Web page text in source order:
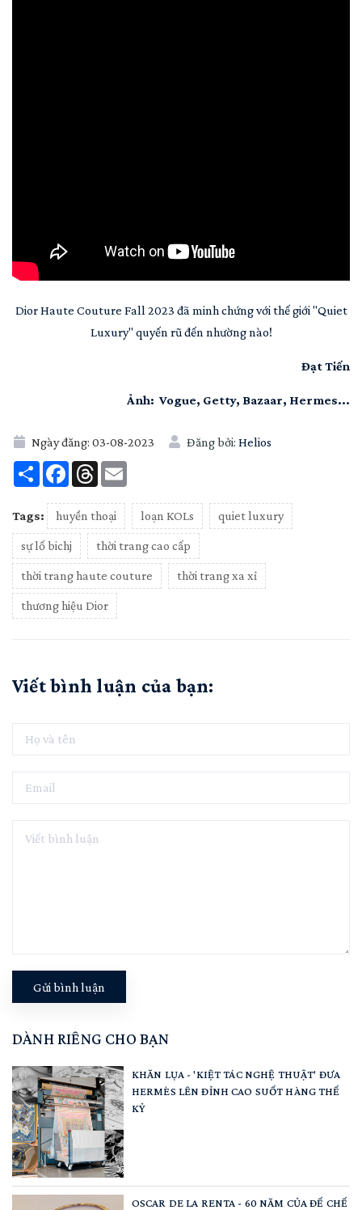
Dior Haute Couture Fall 2023 đã minh chứng với thế giới "Quiet
Luxury" quyến rũ đến nhường nào!
Đạt Tiến
Ảnh: Vogue, Getty, Bazaar, Hermes...
Ngày đăng: 03-08-2023 Đăng bởi: Helios
Share Facebook
Threads
Tags: huyền thoại loạn KOLs quiet luxury
sự lố bichj thời trang cao cấp
thời trang haute couture thời trang xa xỉ
thương hiệu Dior
Viết bình luận của bạn:
Gửi bình luận
DÀNH RIÊNG CHO BẠN
KHĂN LỤA - 'KIỆT TÁC NGHỆ THUẬT' ĐƯA
HERMÈS LÊN ĐỈNH CAO SUỐT HÀNG THẾ
KỶ
OSCAR DE LA RENTA - 60 NĂM CỦA ĐẾ CHẾ